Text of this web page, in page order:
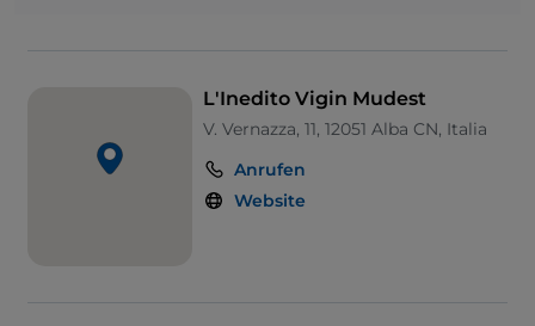
L'Inedito Vigin Mudest
V. Vernazza, 11, 12051 Alba CN, Italia
Anrufen
Website